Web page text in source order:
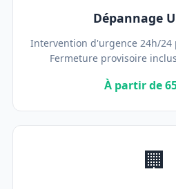
Dépannage
Intervention d'urgence 24h/24
Fermeture provisoire
À partir de
🏢